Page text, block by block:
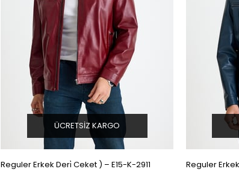
Reguler Erkek Deri̇ Ceket ) – E15-K-2911
ÜCRETSIZ KARGO